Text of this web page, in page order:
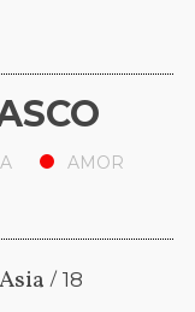
AMOR
Asia / 18